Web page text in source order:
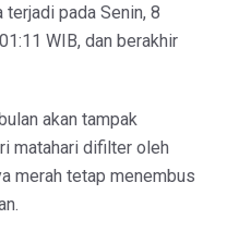
terjadi pada Senin, 8
WIB, dan berakhir
akan tampak
matahari difilter oleh
merah tetap menembus